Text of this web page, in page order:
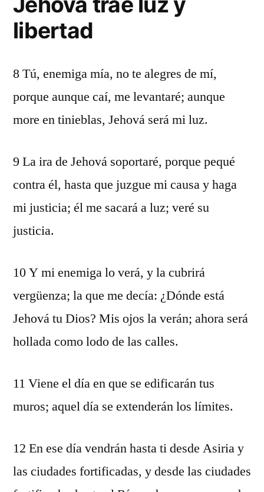
libertad
8 Tú, enemiga mía, no te alegres de mí,
porque aunque caí, me levantaré; aunque
more en tinieblas, Jehová será mi luz.
9 La ira de Jehová soportaré, porque pequé
contra él, hasta que juzgue mi causa y haga
mi justicia; él me sacará a luz; veré su
justicia.
10 Y mi enemiga lo verá, y la cubrirá
vergüenza; la que me decía: ¿Dónde está
Jehová tu Dios? Mis ojos la verán; ahora será
hollada como lodo de las calles.
11 Viene el día en que se edificarán tus
muros; aquel día se extenderán los límites.
12 En ese día vendrán hasta ti desde Asiria y
las ciudades fortificadas, y desde las ciudades